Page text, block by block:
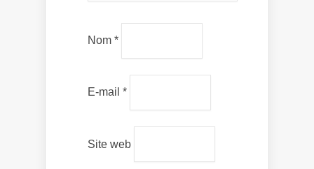
Nom *
E-mail *
Site web